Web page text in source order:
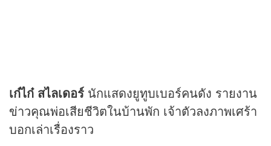
เก๋ไก๋ สไลเดอร์ นักแสดงยูทูบเบอร์คนดัง รายงาน
ข่าวคุณพ่อเสียชีวิตในบ้านพัก เจ้าตัวลงภาพเศร้า
บอกเล่าเรื่องราว